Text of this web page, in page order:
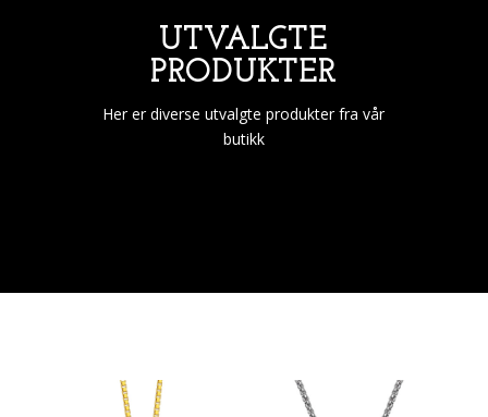
UTVALGTE
PRODUKTER
Her er diverse utvalgte produkter fra vår
butikk